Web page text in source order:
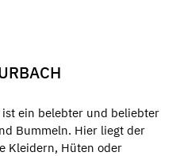
ein belebter und beliebter
Bummeln. Hier liegt der
Kleidern, Hüten oder